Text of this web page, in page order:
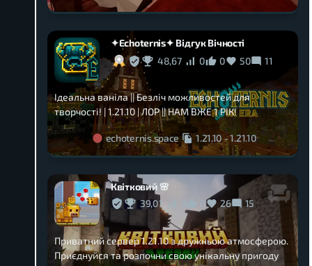
✦Echoternis✦ Відгук Вічності
48,67
0 0 50 11
Ідеальна ваніла || Безліч можливостей для
творчості! | 1.21.10 | ЛОР || НАМ ВЖЕ 1 РІК!
echoternis.space 1.21.10-1.21.10
Квітковий 🌸
39,01
8 26 15
Приватний сервер 1.21.10 з дружньою атмосферою.
Приєднуйся та розпочни свою унікальну пригоду